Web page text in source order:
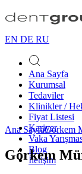
EN DE RU
Ana Sayfa
Kurumsal
Tedaviler
Klinikler /
Fiyat Listesi
Kariyer
Vaka
Blog
İletişim
Ana SayfaGörkem
Görkem